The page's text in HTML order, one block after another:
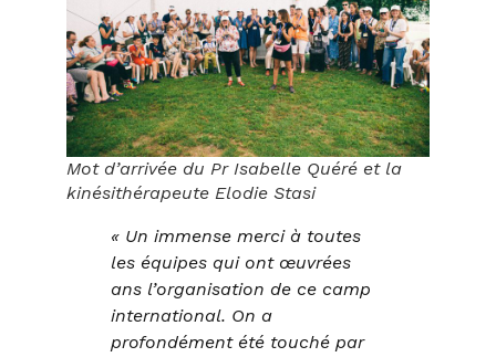
Mot d’arrivée du Pr Isabelle Quéré et la
kinésithérapeute Elodie Stasi
« Un immense merci à toutes
les équipes qui ont œuvrées
ans l’organisation de ce camp
international. On a
profondément été touché par